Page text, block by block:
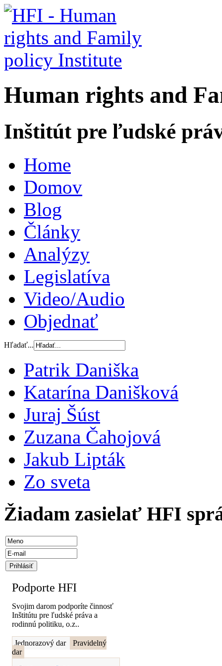
Human rights and F
Inštitút pre ľudské
Home
Domov
Blog
Články
Analýzy
Legislatíva
Video/Audio
Objednať
Hľadať...
Patrik Daniška
Katarína Danišková
Juraj Šúst
Zuzana Čahojová
Jakub Lipták
Zo sveta
Žiadam zasielať HFI